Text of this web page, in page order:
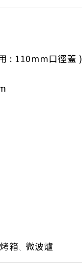
: 110mm口徑蓋 )
箱、 微波爐